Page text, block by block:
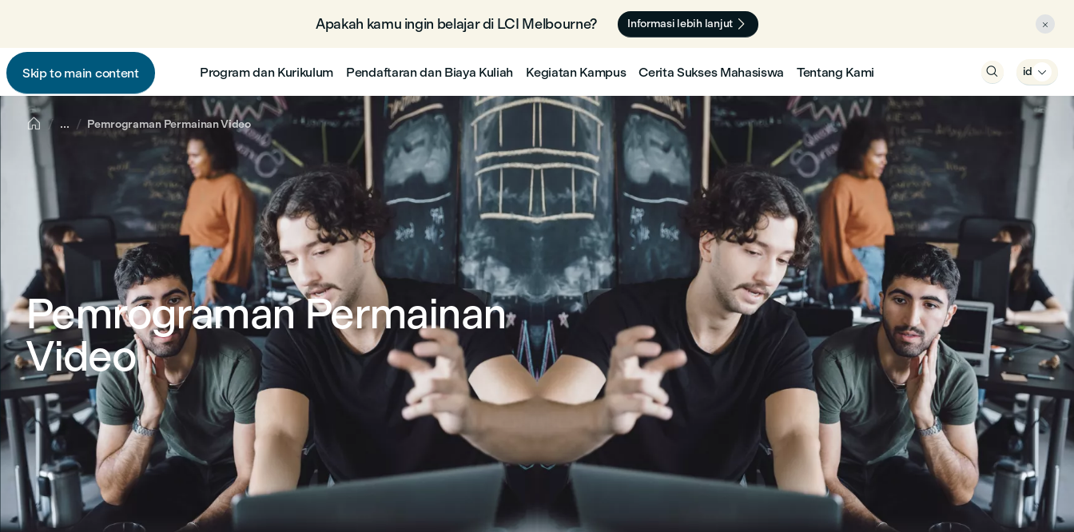
Apakah kamu ingin belajar di LCI Melbourne? 🇦🇺 Informasi lebih lanjut  
Skip to main content Program dan Kurikulum Pendaftaran dan Biaya Kuliah Kegiatan Kampus Cerita Sukses Mahasiswa Tentang Kami  id 
 ... Pemrograman Permainan Video
Pemrograman Permainan
Video